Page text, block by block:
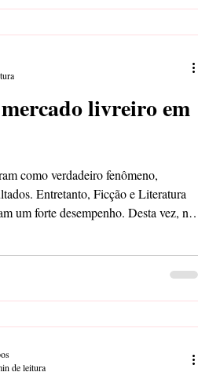
livreiro em
como verdadeiro fenômeno,
Entretanto, Ficção e Literatura
um forte desempenho. Desta vez, no
de leitura